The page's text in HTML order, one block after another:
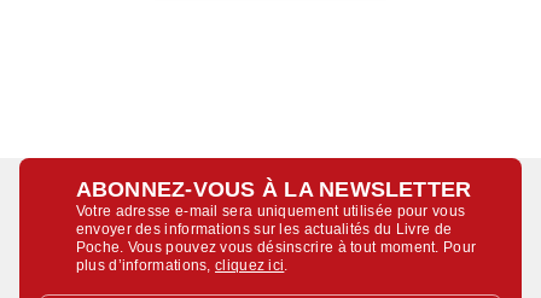
ABONNEZ-VOUS À LA NEWSLETTER
Votre adresse e-mail sera uniquement utilisée pour vous
envoyer des informations sur les actualités du Livre de
Poche. Vous pouvez vous désinscrire à tout moment. Pour
plus d’informations,cliquez ici